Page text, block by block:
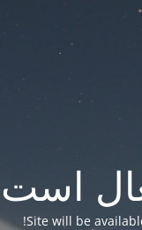
است
Site will be